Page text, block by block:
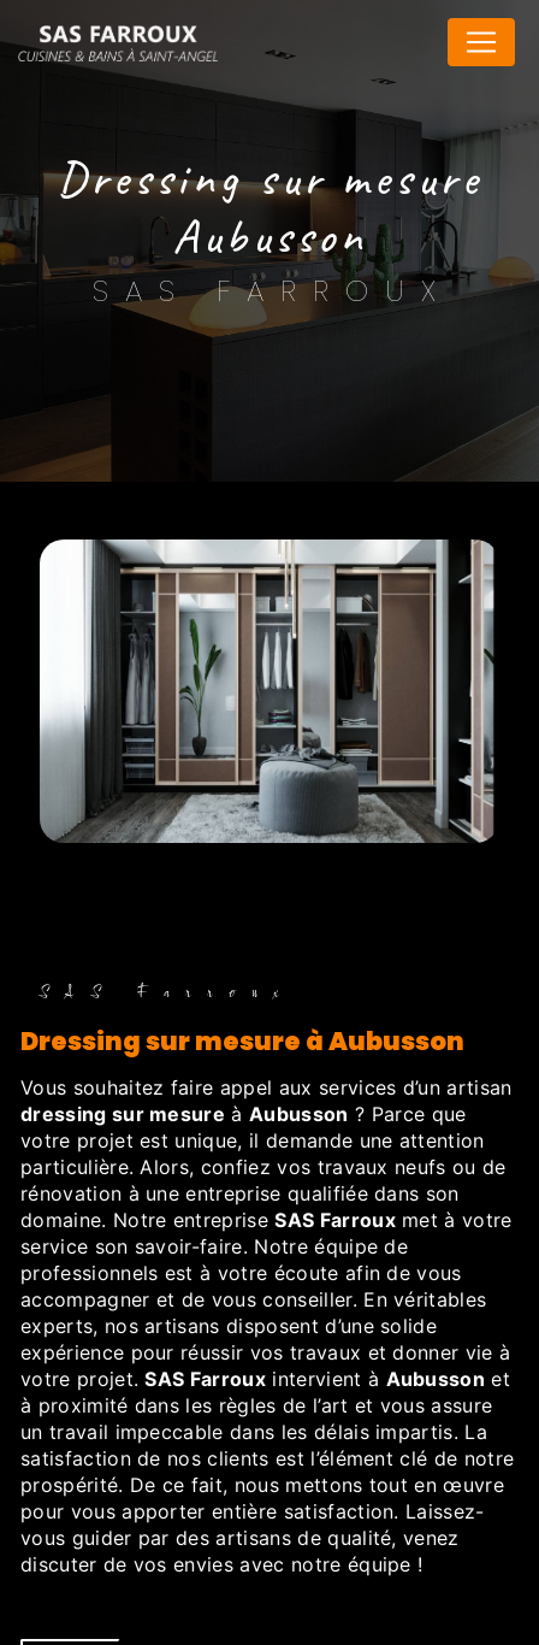
dressing sur mesure
Aubusson
SAS FARROUX
SAS Farroux
dressing sur mesure à Aubusson
Vous souhaitez faire appel aux services d’un artisan
dressing sur mesure àAubusson ? Parce que
votre projet est unique, il demande une attention
particulière. Alors, confiez vos travaux neufs ou de
rénovation à une entreprise qualifiée dans son
domaine. Notre entrepriseSAS Farrouxmet à votre
service son savoir-faire. Notre équipe de
professionnels est à votre écoute afin de vous
accompagner et de vous conseiller. En véritables
experts, nos artisans disposent d’une solide
expérience pour réussir vos travaux et donner vie à
votre projet.SAS Farroux intervient à Aubusson et
à proximité dans les règles de l’art et vous assure
un travail impeccable dans les délais impartis. La
satisfaction de nos clients est l’élément clé de notre
prospérité. De ce fait, nous mettons tout en œuvre
pour vous apporter entière satisfaction. Laissez-
vous guider par des artisans de qualité, venez
discuter de vos envies avec notre équipe !